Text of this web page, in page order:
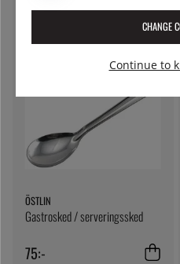
ÖSTLIN
Gastrosked / serveringssked
75:-
CHANGE
Continue to